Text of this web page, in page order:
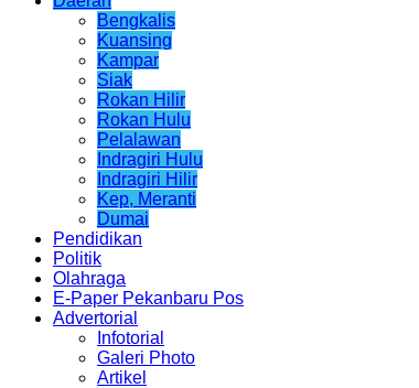
Bengkalis
Kuansing
Kampar
Siak
Rokan Hilir
Rokan Hulu
Pelalawan
Indragiri Hulu
Indragiri Hilir
Kep, Meranti
Dumai
Pendidikan
Politik
Olahraga
E-Paper Pekanbaru Pos
Advertorial
Infotorial
Galeri Photo
Artikel